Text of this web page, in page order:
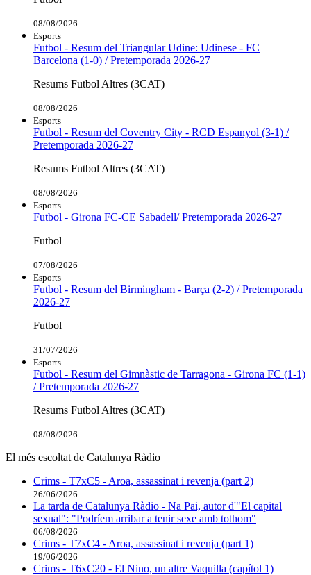
08/08/2026
Esports
Futbol - Resum del Triangular Udine: Udinese - FC
Barcelona (1-0) / Pretemporada 2026-27
Resums Futbol Altres (3CAT)
08/08/2026
Esports
Futbol - Resum del Coventry City - RCD Espanyol (3-1) /
Pretemporada 2026-27
Resums Futbol Altres (3CAT)
08/08/2026
Esports
Futbol - Girona FC-CE Sabadell/ Pretemporada 2026-27
Futbol
07/08/2026
Esports
Futbol - Resum del Birmingham - Barça (2-2) / Pretemporada
2026-27
Futbol
31/07/2026
Esports
Futbol - Resum del Gimnàstic de Tarragona - Girona FC (1-1)
/ Pretemporada 2026-27
Resums Futbol Altres (3CAT)
08/08/2026
El més escoltat de Catalunya Ràdio
Crims - T7xC5 - Aroa, assassinat i revenja (part 2)
26/06/2026
La tarda de Catalunya Ràdio - Na Pai, autor d'"El capital
sexual": "Podríem arribar a tenir sexe amb tothom"
06/08/2026
Crims - T7xC4 - Aroa, assassinat i revenja (part 1)
19/06/2026
Crims - T6xC20 - El Nino, un altre Vaquilla (capítol 1)